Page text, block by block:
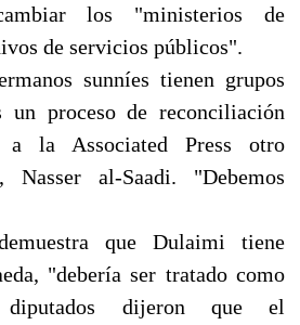
los "ministerios de
de servicios públicos".
sunníes tienen grupos
un proceso de reconciliación
a la Associated Press otro
Nasser al-Saadi. "Debemos
que Dulaimi tiene
"debería ser tratado como
dijeron que el